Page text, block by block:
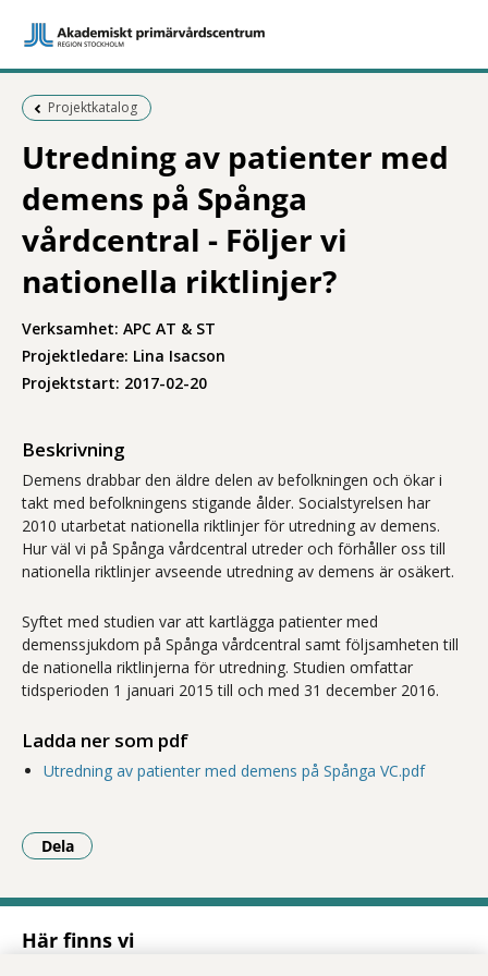
Föregående sida:
Projektkatalog
Utredning av patienter med
demens på Spånga
vårdcentral - Följer vi
nationella riktlinjer?
Verksamhet: APC AT & ST
Projektledare: Lina Isacson
Projektstart: 2017-02-20
Beskrivning
Demens drabbar den äldre delen av befolkningen och ökar i
takt med befolkningens stigande ålder. Socialstyrelsen har
2010 utarbetat nationella riktlinjer för utredning av demens.
Hur väl vi på Spånga vårdcentral utreder och förhåller oss till
nationella riktlinjer avseende utredning av demens är osäkert.
Syftet med studien var att kartlägga patienter med
demenssjukdom på Spånga vårdcentral samt följsamheten till
de nationella riktlinjerna för utredning. Studien omfattar
tidsperioden 1 januari 2015 till och med 31 december 2016.
Ladda ner som pdf
Utredning av patienter med demens på Spånga VC.pdf
Dela
- Klicka för att öppna delningsalternativ.
Här finns vi